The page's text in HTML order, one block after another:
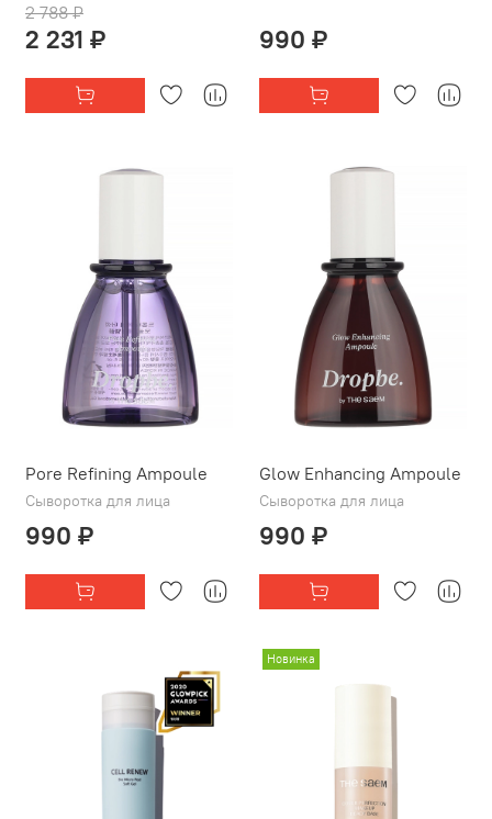
2 788 ₽
2 231 ₽ 990 ₽
Pore Refining Ampoule
Сыворотка для лица
990 ₽
Glow Enhancing Ampoule
Сыворотка для лица
990 ₽
Новинка